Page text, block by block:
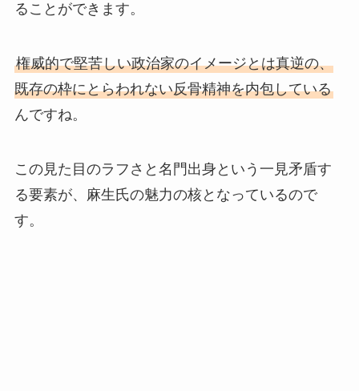
ることができます。
権威的で堅苦しい政治家のイメージとは真逆の、
既存の枠にとらわれない反骨精神を内包している
んですね。
この見た目のラフさと名門出身という一見矛盾す
る要素が、麻生氏の魅力の核となっているので
す。